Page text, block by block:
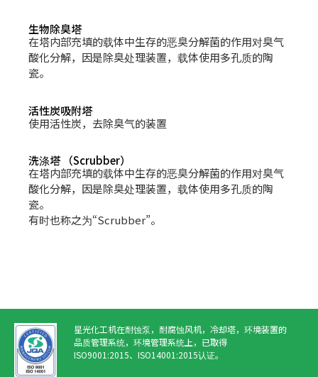
生物除臭塔
在塔内部充填的载体中生存的恶臭分解菌的作用对臭气
酸化分解，因是除臭处理装置，载体使用多孔质的陶
瓷。
活性炭吸附塔
使用活性炭，去除臭气的装置
洗涤塔 （Scrubber）
在塔内部充填的载体中生存的恶臭分解菌的作用对臭气
酸化分解，因是除臭处理装置，载体使用多孔质的陶
瓷。
有时也称之为“Scrubber”。
星光化工机在耐蚀泵，耐腐蚀风机，冷却塔，环境装置的
品质管理系统，环境管理系统上，已取得
ISO9001:2015、ISO14001:2015认证。